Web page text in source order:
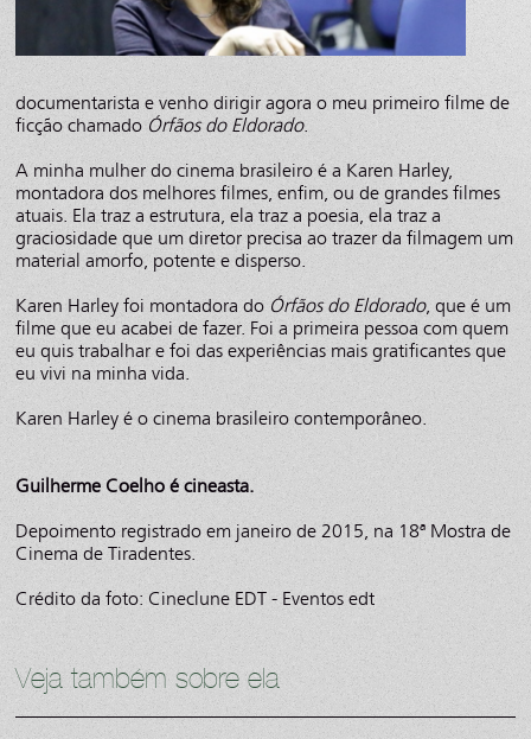
documentarista e venho dirigir agora o meu primeiro filme de
ficção chamado Órfãos do Eldorado.
A minha mulher do cinema brasileiro é a Karen Harley,
montadora dos melhores filmes, enfim, ou de grandes filmes
atuais. Ela traz a estrutura, ela traz a poesia, ela traz a
graciosidade que um diretor precisa ao trazer da filmagem um
material amorfo, potente e disperso.
Karen Harley foi montadora do Órfãos do Eldorado, que é um
filme que eu acabei de fazer. Foi a primeira pessoa com quem
eu quis trabalhar e foi das experiências mais gratificantes que
eu vivi na minha vida.
Karen Harley é o cinema brasileiro contemporâneo.
Guilherme Coelho é cineasta.
Depoimento registrado em janeiro de 2015, na 18ª Mostra de
Cinema de Tiradentes.
Crédito da foto: Cineclune EDT - Eventos edt
Veja também sobre ela